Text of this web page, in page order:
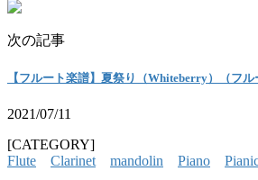
次の記事
【フルート楽譜】夏祭り（Whiteberry）（フル
2021/07/11
[CATEGORY]
Flute
Clarinet mandolin Piano